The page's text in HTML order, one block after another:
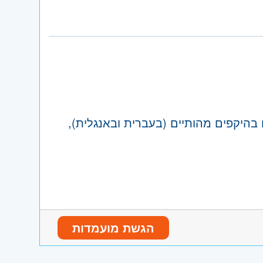
משימות
השרון, ראש העין, הרצליה ורמת השרון
המערבי, קריות ועמק זבולון, חיפה
ערד וים המלח
מהותיים (בעברית ובאנגלית),
מסחרית במשרד עורכי דין מוביל ו/או במחלקה משפטית
ביצוע, אספקה, רכישה וחוזים
הגשת מועמדות